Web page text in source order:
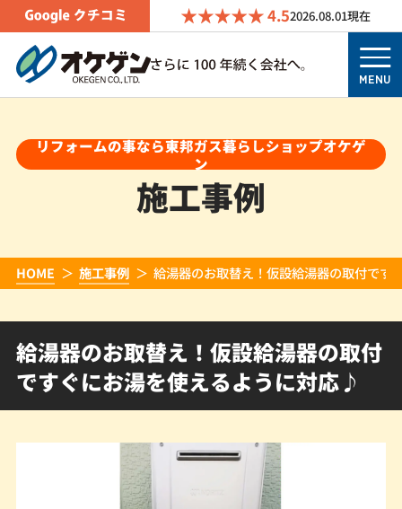
4.52026.08.01現在
MENU
リフォームの事なら東邦ガス暮らしショップオケゲ
ン
施工事例
HOME 施工事例 給湯器のお取替え！仮設給湯器の取付で
給湯器のお取替え！仮設給湯器の取付
ですぐにお湯を使えるように対応♪